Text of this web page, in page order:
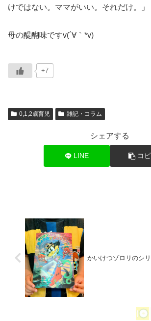
けではない。ママがいい。それだけ。」
母の醍醐味ですv(´∀｀*v)
+7
0,1,2歳育児 雑記・コラム
シェアする
LINE コ
かいけつゾロリのシ